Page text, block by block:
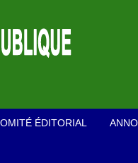
ÉDITORIAL